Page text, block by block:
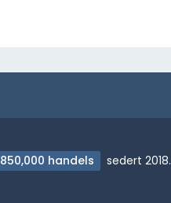
850,000 handels sedert 2018.